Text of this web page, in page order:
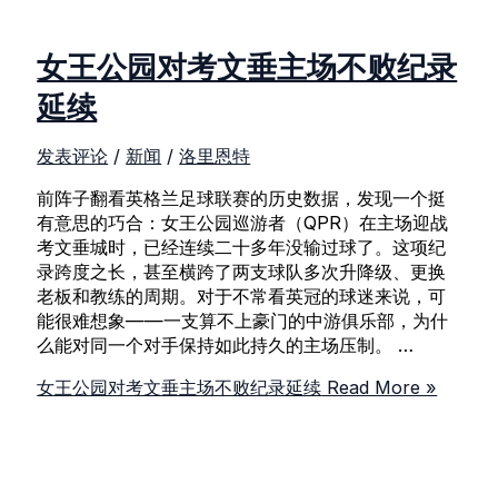
女王公园对考文垂主场不败纪录
延续
发表评论 / 新闻 /洛里恩特
前阵子翻看英格兰足球联赛的历史数据，发现一个挺
有意思的巧合：女王公园巡游者（QPR）在主场迎战
考文垂城时，已经连续二十多年没输过球了。这项纪
录跨度之长，甚至横跨了两支球队多次升降级、更换
老板和教练的周期。对于不常看英冠的球迷来说，可
能很难想象——一支算不上豪门的中游俱乐部，为什
么能对同一个对手保持如此持久的主场压制。 …
女王公园对考文垂主场不败纪录延续 Read More »